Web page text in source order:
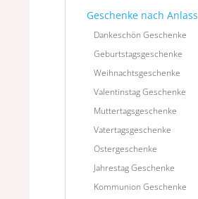
Geschenke nach Anlass
Dankeschön Geschenke
Geburtstagsgeschenke
Weihnachtsgeschenke
Valentinstag Geschenke
Muttertagsgeschenke
Vatertagsgeschenke
Ostergeschenke
Jahrestag Geschenke
Kommunion Geschenke